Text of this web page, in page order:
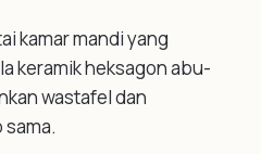
kamar mandi yang
keramik heksagon abu-
wastafel dan